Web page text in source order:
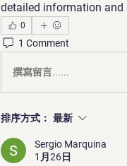
detailed information and
0
1 Comment
撰寫留言......
排序方式： 最新
Sergio Marquina
1月26日